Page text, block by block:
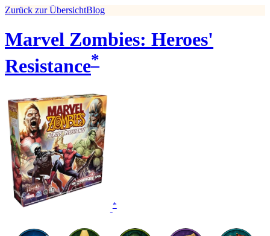
Zurück zur ÜbersichtBlog
Marvel Zombies: Heroes'
Resistance*
*